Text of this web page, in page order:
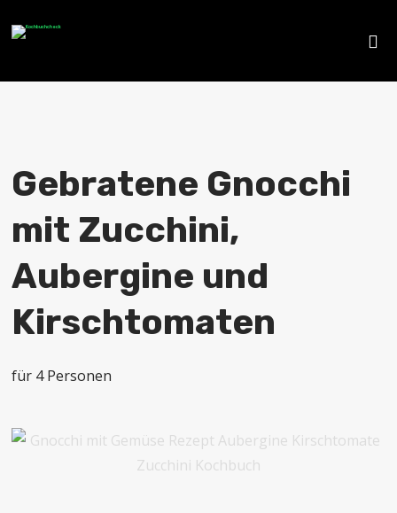
Gebratene Gnocchi
mit Zucchini,
Aubergine und
Kirschtomaten
für 4 Personen